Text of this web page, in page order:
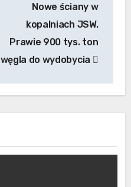
Nowe ściany w
kopalniach JSW.
Prawie 900 tys. ton
węgla do wydobycia